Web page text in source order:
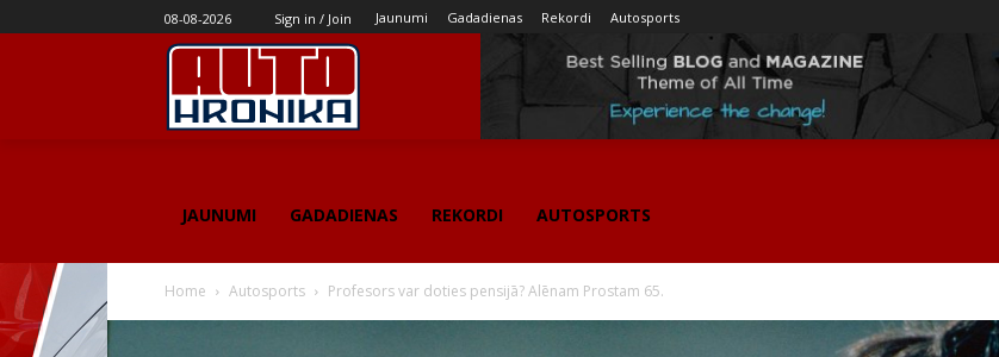
08-08-2026 Sign in / Join Jaunumi Gadadienas Rekordi Autosports
JAUNUMI GADADIENAS REKORDI AUTOSPORTS
Home Autosports Profesors var doties pensijā? Alēnam Prostam 65.